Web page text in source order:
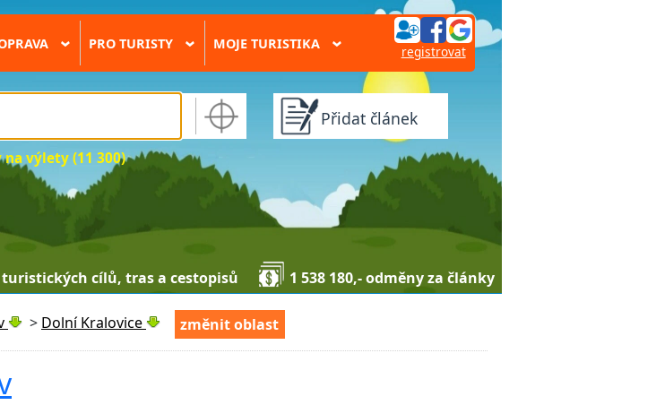
› PRO TURISTY › MOJE TURISTIKA › registrovat
na výlety (11 300)
Přidat článek
turistických cílů, tras a cestopisů 1 538 180,- odměny za články
> Dolní Kralovice změnit oblast